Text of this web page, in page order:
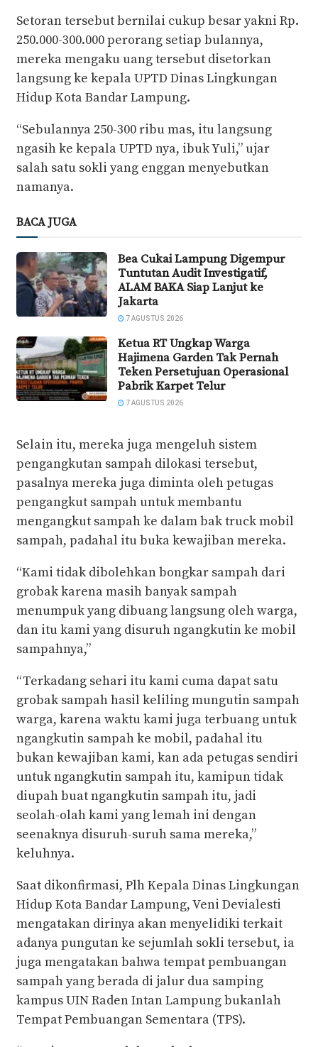
Setoran tersebut bernilai cukup besar yakni Rp.
250.000-300.000 perorang setiap bulannya,
mereka mengaku uang tersebut disetorkan
langsung ke kepala UPTD Dinas Lingkungan
Hidup Kota Bandar Lampung.
“Sebulannya 250-300 ribu mas, itu langsung
ngasih ke kepala UPTD nya, ibuk Yuli,” ujar
salah satu sokli yang enggan menyebutkan
namanya.
BACA JUGA
Bea Cukai Lampung Digempur
Tuntutan Audit Investigatif,
ALAM BAKA Siap Lanjut ke
Jakarta
7 AGUSTUS 2026
Ketua RT Ungkap Warga
Hajimena Garden Tak Pernah
Teken Persetujuan Operasional
Pabrik Karpet Telur
7 AGUSTUS 2026
Selain itu, mereka juga mengeluh sistem
pengangkutan sampah dilokasi tersebut,
pasalnya mereka juga diminta oleh petugas
pengangkut sampah untuk membantu
mengangkut sampah ke dalam bak truck mobil
sampah, padahal itu buka kewajiban mereka.
“Kami tidak dibolehkan bongkar sampah dari
grobak karena masih banyak sampah
menumpuk yang dibuang langsung oleh warga,
dan itu kami yang disuruh ngangkutin ke mobil
sampahnya,”
“Terkadang sehari itu kami cuma dapat satu
grobak sampah hasil keliling mungutin sampah
warga, karena waktu kami juga terbuang untuk
ngangkutin sampah ke mobil, padahal itu
bukan kewajiban kami, kan ada petugas sendiri
untuk ngangkutin sampah itu, kamipun tidak
diupah buat ngangkutin sampah itu, jadi
seolah-olah kami yang lemah ini dengan
seenaknya disuruh-suruh sama mereka,”
keluhnya.
Saat dikonfirmasi, Plh Kepala Dinas Lingkungan
Hidup Kota Bandar Lampung, Veni Devialesti
mengatakan dirinya akan menyelidiki terkait
adanya pungutan ke sejumlah sokli tersebut, ia
juga mengatakan bahwa tempat pembuangan
sampah yang berada di jalur dua samping
kampus UIN Raden Intan Lampung bukanlah
Tempat Pembuangan Sementara (TPS).